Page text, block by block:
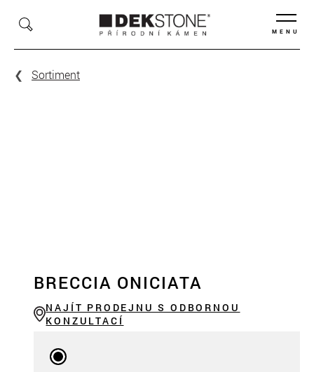
MENU
Sortiment
BRECCIA ONICIATA
NAJÍT PRODEJNU S ODBORNOU
KONZULTACÍ